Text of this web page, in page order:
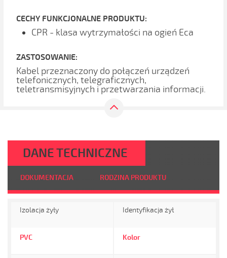
CECHY FUNKCJONALNE PRODUKTU:
CPR - klasa wytrzymałości na ogień Eca
ZASTOSOWANIE:
Kabel przeznaczony do połączeń urządzeń
telefonicznych, telegraficznych,
teletransmisyjnych i przetwarzania informacji.
DANE TECHNICZNE
DOKUMENTACJA RODZINA PRODUKTU
Izolacja żyły
PVC
Identyfikacja żył
Kolor